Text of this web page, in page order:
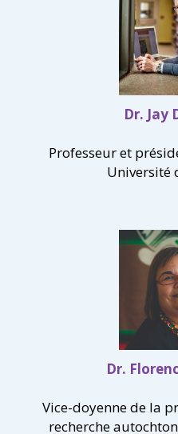
Dr. Jay
Professeur et
Université
Dr.
Vice-doyenne de la
recherche